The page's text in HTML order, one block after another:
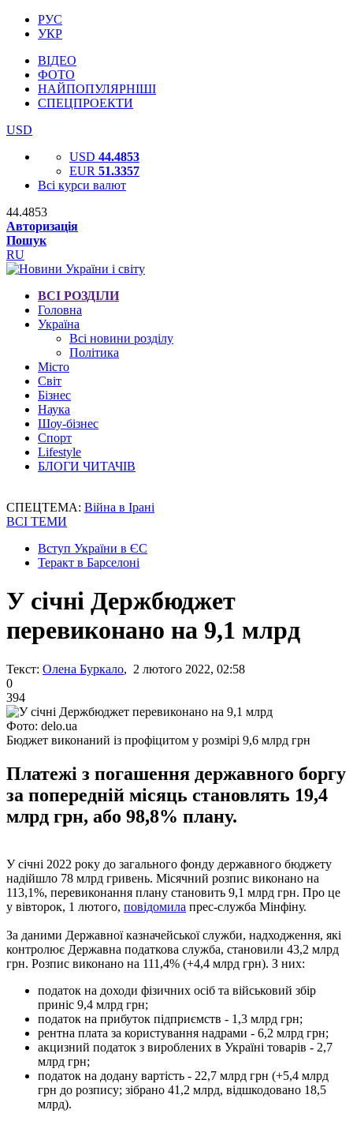
РУС
УКР
ВІДЕО
ФОТО
НАЙПОПУЛЯРНІШІ
СПЕЦПРОЕКТИ
USD
USD 44.4853
EUR 51.3357
Всі курси валют
44.4853
Авторизація
Пошук
RU
ВСІ РОЗДІЛИ
Головна
Україна
Всі новини розділу
Політика
Місто
Світ
Бізнес
Наука
Шоу-бізнес
Спорт
Lifestyle
БЛОГИ ЧИТАЧІВ
СПЕЦТЕМА: Війна в Ірані
ВСІ ТЕМИ
Вступ України в ЄС
Теракт в Барселоні
У січні Держбюджет
перевиконано на 9,1 млрд
Текст: Олена Буркало, 2 лютого 2022, 02:58
0
394
Фото: delo.ua
Бюджет виконаний із профіцитом у розмірі 9,6 млрд грн
Платежі з погашення державного боргу
за попередній місяць становлять 19,4
млрд грн, або 98,8% плану.
У січні 2022 року до загального фонду державного бюджету
надійшло 78 млрд гривень. Місячний розпис виконано на
113,1%, перевиконання плану становить 9,1 млрд грн. Про це
у вівторок, 1 лютого, повідомила прес-служба Мінфіну.
За даними Державної казначейської служби, надходження, які
контролює Державна податкова служба, становили 43,2 млрд
грн. Розпис виконано на 111,4% (+4,4 млрд грн). З них:
податок на доходи фізичних осіб та військовий збір
приніс 9,4 млрд грн;
податок на прибуток підприємств - 1,3 млрд грн;
рентна плата за користування надрами - 6,2 млрд грн;
акцизний податок з вироблених в Україні товарів - 2,7
млрд грн;
податок на додану вартість - 22,7 млрд грн (+5,4 млрд
грн до розпису; зібрано 41,2 млрд, відшкодовано 18,5
млрд).